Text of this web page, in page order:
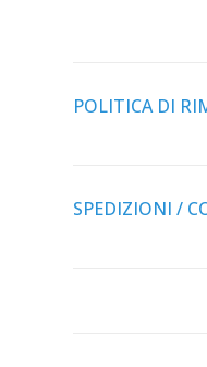
POLITICA DI
SPEDIZIONI /